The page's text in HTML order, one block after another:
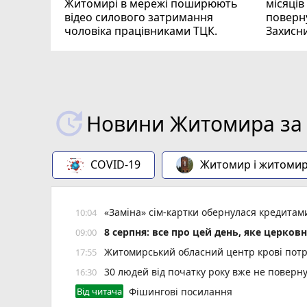
Житомирі в мережі поширюють
відео силового затримання
чоловіка працівниками ТЦК.
Новини Житомира за
COVID-19 Житомир і
10:04 «Заміна» сім-картки обернулася
09:00 8 серпня: все про цей день, яке
17:55 Житомирський обласний центр крові
16:30 30 людей від початку року вже не
Від читача Фішингові посилання